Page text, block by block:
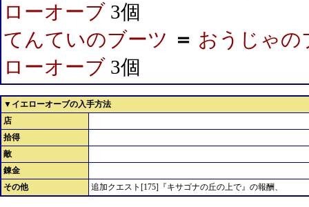
ローオーブ 3個
てんていのブーツ ＝ おうじゃの
ローオーブ 3個
▼イエローオーブの入手方法
店
拾得
敵
錬金
その他
追加クエスト[175]『キサゴナの丘の上で』の報酬、